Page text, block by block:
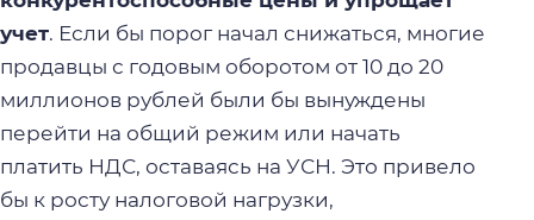
учет. Если бы порог начал снижаться, многие
продавцы с годовым оборотом от 10 до 20
миллионов рублей были бы вынуждены
перейти на общий режим или начать
платить НДС, оставаясь на УСН. Это привело
бы к росту налоговой нагрузки,